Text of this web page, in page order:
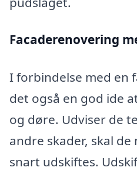
Facaderenovering
I forbindelse med en
det også en god ide
og døre. Udviser de
andre skader, skal
snart udskiftes.